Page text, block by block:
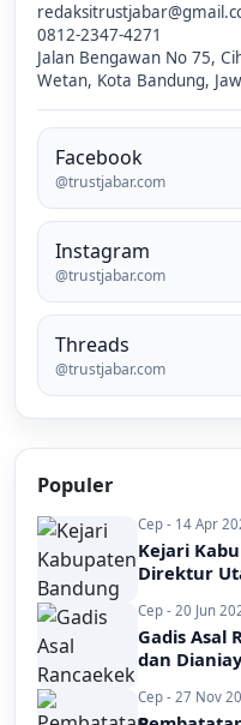
0812-2347-4271
Jalan Bengawan No 75,
Wetan, Kota Bandung,
Facebook
@trustjabar.com
Instagram
@trustjabar.com
Threads
@trustjabar.com
Populer
Cep - 14 Apr
Kejari
Direktur
Cep - 20 Jun
Gadis Asal
dan
Cep - 27 Nov